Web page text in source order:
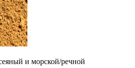
и морской/речной